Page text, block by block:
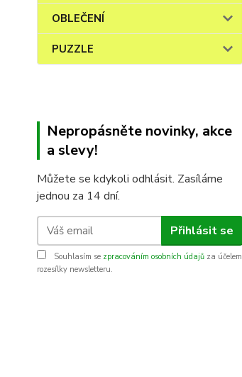
OBLEČENÍ
PUZZLE
Nepropásněte novinky, akce
a slevy!
Můžete se kdykoli odhlásit. Zasíláme
jednou za 14 dní.
Přihlásit se
Souhlasím se zpracováním osobních údajů za účelem
rozesílky newsletteru.